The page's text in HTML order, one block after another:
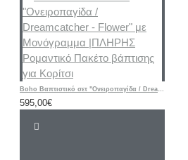
Boho Βαπτιστικό σετ "Ονειροπαγίδα / Dreamcatcher - Flower" με Μονόγραμμα |ΠΛΗΡΗΣ Ρομαντικό Πακέτο βάπτισης για Κορίτσι
595,00€